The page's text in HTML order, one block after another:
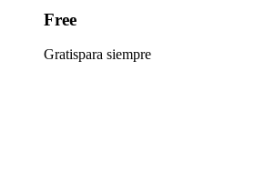
Free
Gratispara siempre